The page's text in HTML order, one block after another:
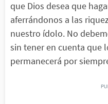
que Dios desea que
aferrándonos a las
nuestro ídolo. No
sin tener en cuenta que
permanecerá por